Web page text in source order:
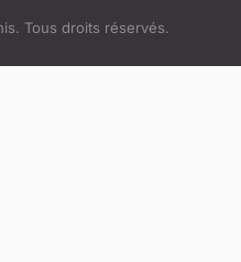
Tous droits réservés.